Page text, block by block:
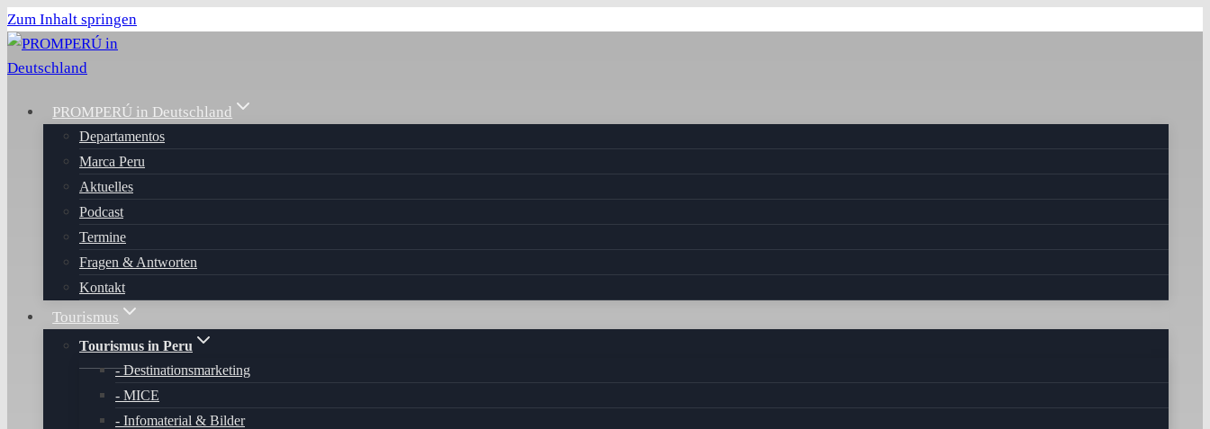
Zum Inhalt springen
PROMPERÚ in Deutschland
Departamentos
Marca Peru
Aktuelles
Podcast
Termine
Fragen & Antworten
Kontakt
Tourismus
Tourismus in Peru
Destinationsmarketing
MICE
Infomaterial & Bilder